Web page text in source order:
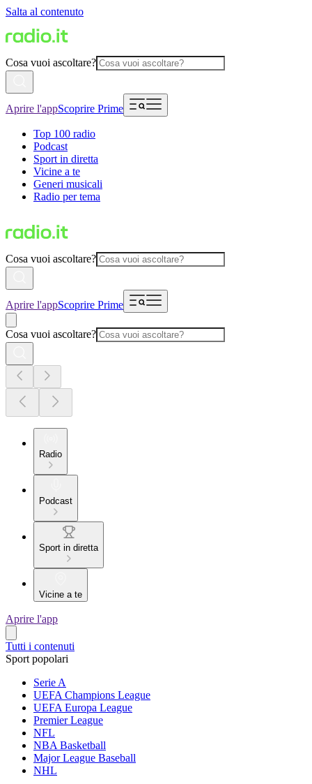
Salta al contenuto
Cosa vuoi ascoltare?
Aprire l'appScoprire Prime
Top 100 radio
Podcast
Sport in diretta
Vicine a te
Generi musicali
Radio per tema
Cosa vuoi ascoltare?
Aprire l'appScoprire Prime
Cosa vuoi ascoltare?
Radio
Podcast
Sport in diretta
Vicine a te
Aprire l'app
Tutti i contenuti
Sport popolari
Serie A
UEFA Champions League
UEFA Europa League
Premier League
NFL
NBA Basketball
Major League Baseball
NHL